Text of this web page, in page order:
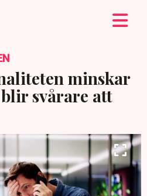
minskar
svårare att